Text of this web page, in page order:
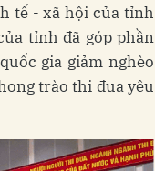
tế - xã hội của tỉnh
tỉnh đã góp phần
gia giảm nghèo
trào thi đua yêu